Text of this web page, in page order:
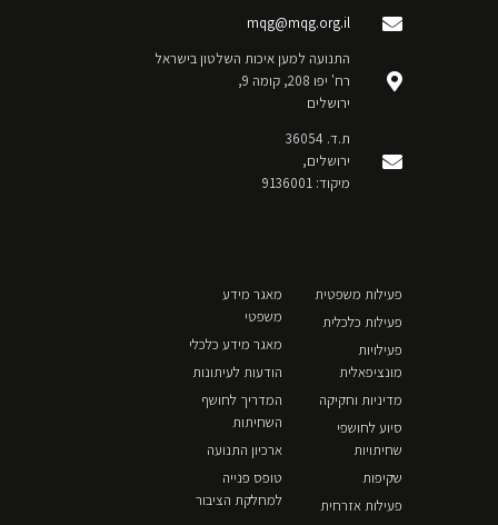
mqg@mqg.org.il
התנועה למען איכות השלטון בישראל
רח' יפו 208, קומה 9,
ירושלים
ת.ד. 36054
ירושלים,
מיקוד: 9136001
פעילות משפטית
פעילות כלכלית
פעילויות
מונציפאלית
מדיניות וחקיקה
סיוע לחושפי
שחיתויות
שקיפות
פעילות אזרחית
מאגר מידע
משפטי
מאגר מידע כלכלי
הודעות לעיתונות
המדריך לחושף
השחיתות
ארכיון התנועה
טופס פנייה
למחלקת הציבור